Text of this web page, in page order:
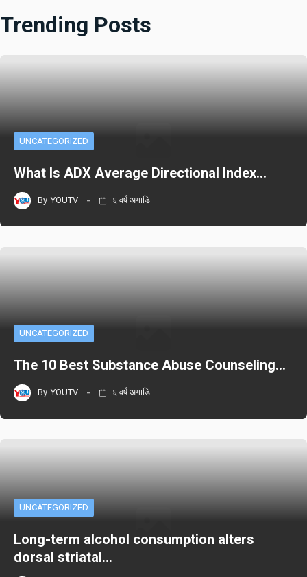
Trending Posts
UNCATEGORIZED
What Is ADX Average Directional Index…
By YOUTV ६ वर्ष अगाडि
UNCATEGORIZED
The 10 Best Substance Abuse Counseling…
By YOUTV ६ वर्ष अगाडि
UNCATEGORIZED
Long-term alcohol consumption alters
dorsal striatal…